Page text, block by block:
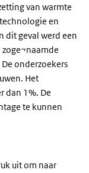
van warmte
en
dit geval werd een
onderzoekers
Het
dan 1%. De
te kunnen
uit om naar